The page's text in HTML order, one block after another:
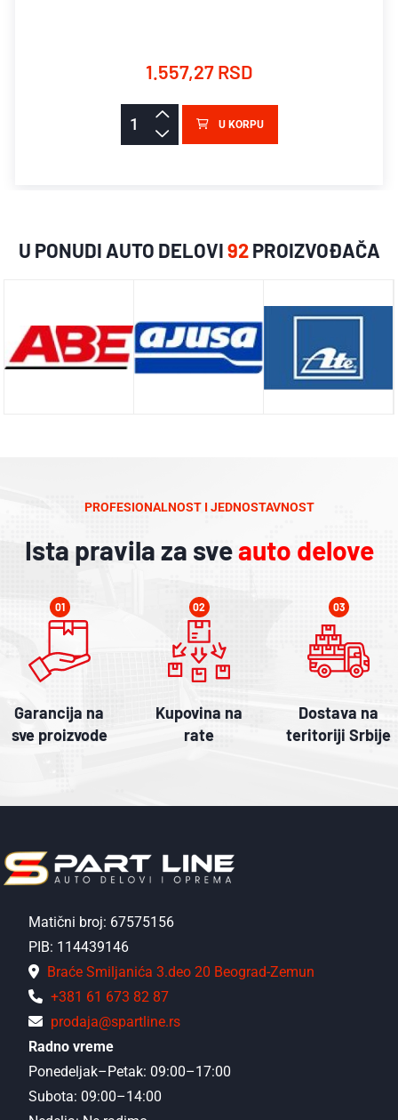
1.557,27 RSD
U KORPU
U PONUDI AUTO DELOVI92PROIZVOĐAČA
PROFESIONALNOST I JEDNOSTAVNOST
Ista pravila za sveauto delove
01
Garancija na
sve proizvode
02
Kupovina na
rate
03
Dostava na
teritoriji Srbije
Matični broj: 67575156
PIB: 114439146
Braće Smiljanića 3.deo 20 Beograd-Zemun
+381 61 673 82 87
prodaja@spartline.rs
Radno vreme
Ponedeljak–Petak: 09:00–17:00
Subota: 09:00–14:00